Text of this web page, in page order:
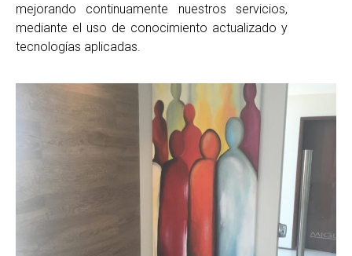
mejorando continuamente nuestros servicios,
mediante el uso de conocimiento actualizado y
tecnologías aplicadas.